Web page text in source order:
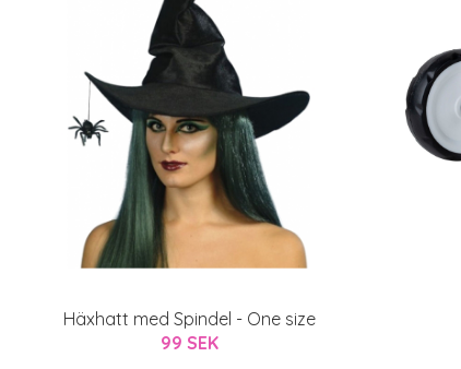
Häxhatt med Spindel - One size
99 SEK